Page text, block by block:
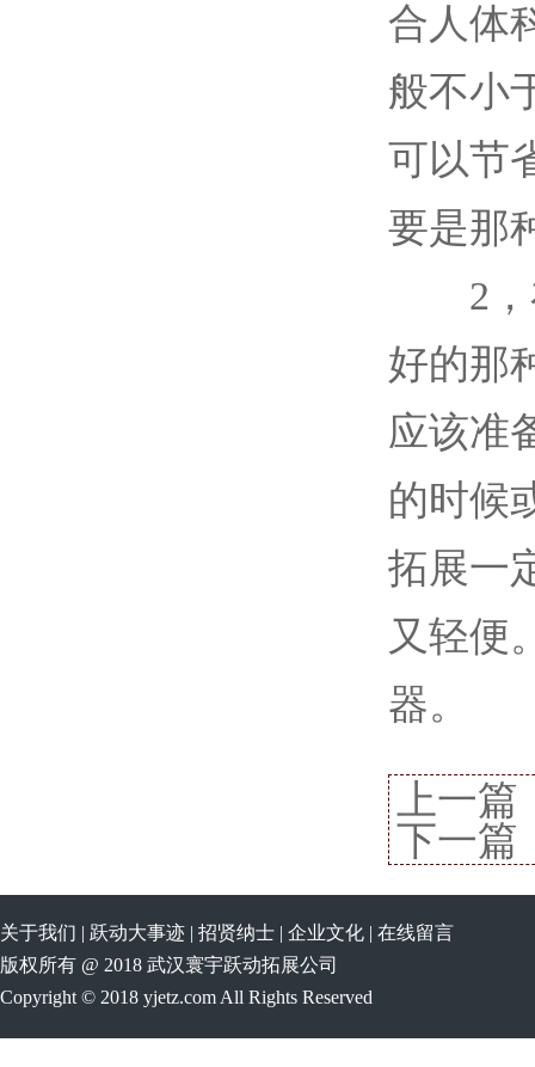
合人体
般不小
可以节
要是那
2，在
好的那
应该准
的时候
拓展一
又轻便
器。
上一篇
下一篇
关于我们 | 跃动大事迹 | 招贤纳士 | 企业文化 | 在线留言
版权所有 @ 2018 武汉寰宇跃动拓展公司
Copyright © 2018 yjetz.com All Rights Reserved